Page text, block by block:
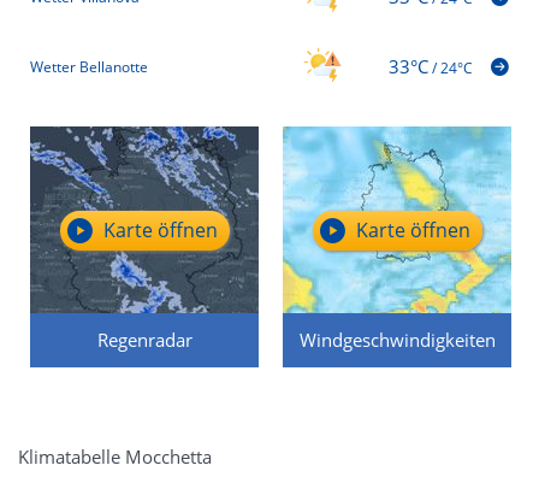
Wetter Bellanotte 33°C/24°C
Regenradar
Karte öffnen
Windgeschwindigkeiten
Karte öffnen
Klimatabelle Mocchetta